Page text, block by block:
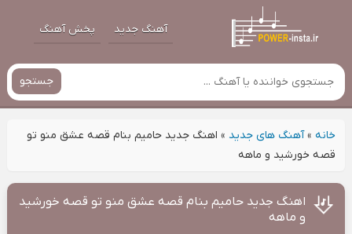
آهنگ جدید پخش آهنگ
جستجو
خانه»آهنگ های جدید » اهنگ جدید حامیم بنام قصه عشق منو تو
قصه خورشید و ماهه
اهنگ جدید حامیم بنام قصه عشق منو تو قصه خورشید
و ماهه